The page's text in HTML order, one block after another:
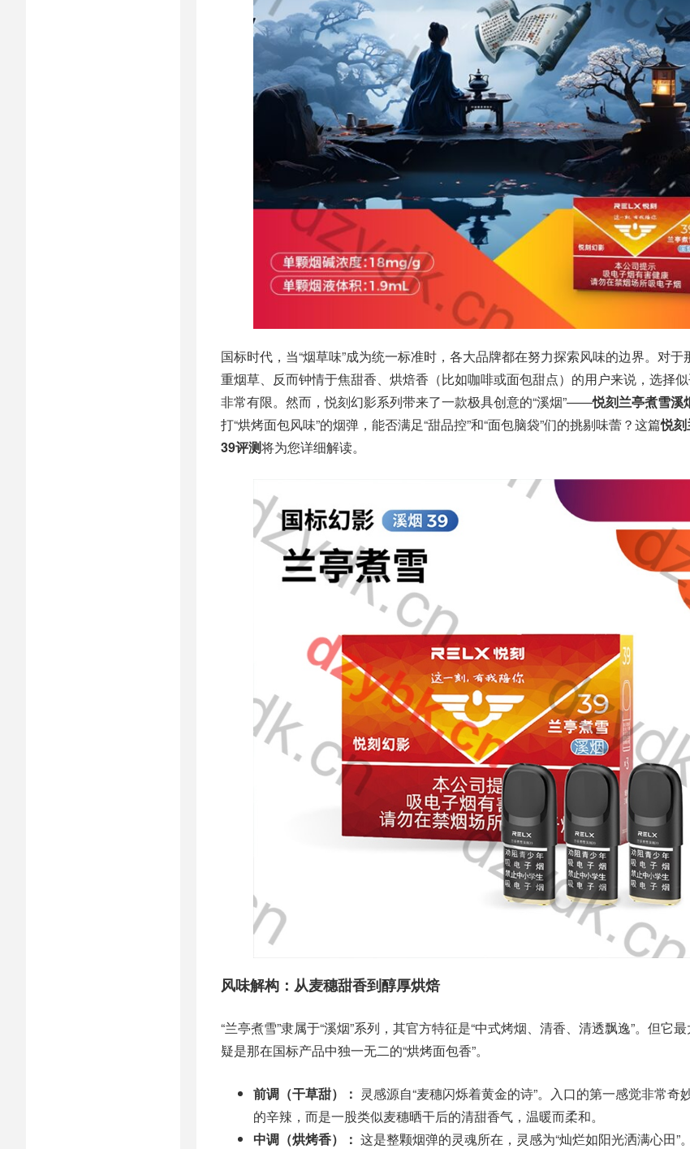
国标时代，当“烟草味”成为统一标准时，各大品牌都在努力探索风味的边界。对于
重烟草、反而钟情于焦甜香、烘焙香（比如咖啡或面包甜点）的用户来说，选择
非常有限。然而，悦刻幻影系列带来了一款极具创意的“溪烟”——悦刻兰亭煮雪溪
打“烘烤面包风味”的烟弹，能否满足“甜品控”和“面包脑袋”们的挑剔味蕾？这篇悦
39评测将为您详细解读。
风味解构：从麦穗甜香到醇厚烘焙
“兰亭煮雪”隶属于“溪烟”系列，其官方特征是“中式烤烟、清香、清透飘逸”。但它
疑是那在国标产品中独一无二的“烘烤面包香”。
前调（干草甜）： 灵感源自“麦穗闪烁着黄金的诗”。入口的第一感觉非常奇
的辛辣，而是一股类似麦穗晒干后的清甜香气，温暖而柔和。
中调（烘烤香）： 这是整颗烟弹的灵魂所在，灵感为“灿烂如阳光洒满心田”